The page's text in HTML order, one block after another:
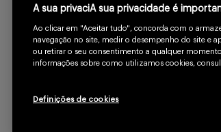
Vitamina C
Minerais (ferro
A sua privaciA sua privacidade é
Ao clicar em "Aceitar tudo", concorda com o
navegação no site, medir o desempenho do site e
ou retirar o seu consentimento a qualquer
informações sobre como utilizamos cookies,
Definições de cookies